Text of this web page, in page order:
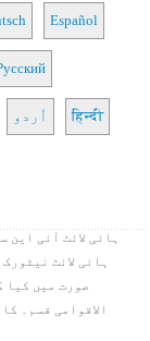
Español
اُردو हिन्दी
ہائی لائٹ
صورت میں کیا